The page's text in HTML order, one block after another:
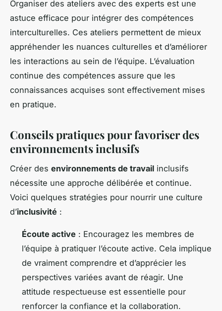
Organiser des ateliers avec des experts est une
astuce efficace pour intégrer des compétences
interculturelles. Ces ateliers permettent de mieux
appréhender les nuances culturelles et d’améliorer
les interactions au sein de l’équipe. L’évaluation
continue des compétences assure que les
connaissances acquises sont effectivement mises
en pratique.
Conseils pratiques pour favoriser des
environnements inclusifs
Créer des environnements de travail inclusifs
nécessite une approche délibérée et continue.
Voici quelques stratégies pour nourrir une culture
d’inclusivité :
Écoute active : Encouragez les membres de
l’équipe à pratiquer l’écoute active. Cela implique
de vraiment comprendre et d’apprécier les
perspectives variées avant de réagir. Une
attitude respectueuse est essentielle pour
renforcer la confiance et la collaboration.